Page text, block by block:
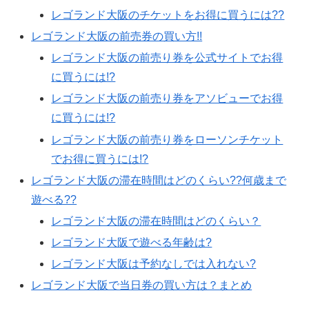
レゴランド大阪のチケットをお得に買うには??
レゴランド大阪の前売券の買い方!!
レゴランド大阪の前売り券を公式サイトでお得
に買うには!?
レゴランド大阪の前売り券をアソビューでお得
に買うには!?
レゴランド大阪の前売り券をローソンチケット
でお得に買うには!?
レゴランド大阪の滞在時間はどのくらい??何歳まで
遊べる??
レゴランド大阪の滞在時間はどのくらい？
レゴランド大阪で遊べる年齢は?
レゴランド大阪は予約なしでは入れない?
レゴランド大阪で当日券の買い方は？まとめ